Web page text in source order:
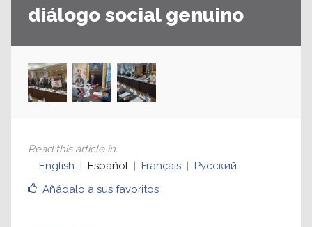
diálogo social genuino
Añádalo a sus favoritos
Read this article in:
English
Español Français Русский